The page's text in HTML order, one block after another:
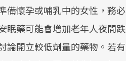
備懷孕或哺乳中的女性，務必
眠藥可能會增加老年人夜間跌
論開立較低劑量的藥物。若有
前往專題
前往專題
前往專題
前往專題